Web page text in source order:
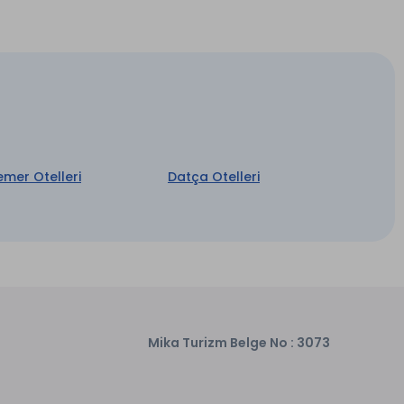
Otelleri Datça Otelleri
Mika Turizm Belge No : 3073